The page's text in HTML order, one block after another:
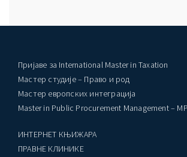
Пријаве за International Master in Taxation
Мастер студије – Право и род
Мастер европских интеграција
Master in Public Procurement Management –
ИНТЕРНЕТ КЊИЖАРА
ПРАВНЕ КЛИНИКЕ